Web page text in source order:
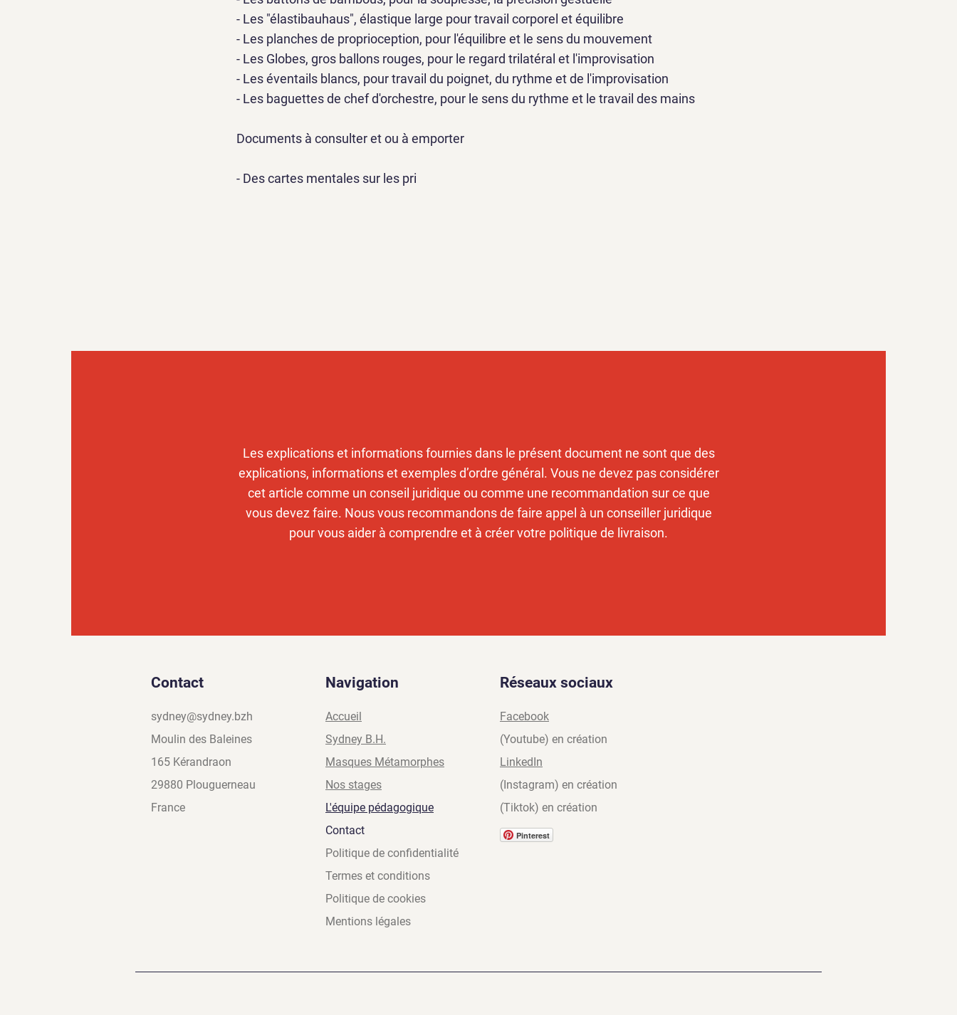
- Les "élastibauhaus", élastique large pour travail corporel et équilibre
- Les planches de proprioception, pour l'équilibre et le sens du mouvement
- Les Globes, gros ballons rouges, pour le regard trilatéral et l'improvisation
- Les éventails blancs, pour travail du poignet, du rythme et de l'improvisation
- Les baguettes de chef d'orchestre, pour le sens du rythme et le travail des mains
Documents à consulter et ou à emporter
- Des cartes mentales sur les pri
Les explications et informations fournies dans le présent document ne sont que des
explications, informations et exemples d’ordre général. Vous ne devez pas considérer
cet article comme un conseil juridique ou comme une recommandation sur ce que
vous devez faire. Nous vous recommandons de faire appel à un conseiller juridique
pour vous aider à comprendre et à créer votre politique de livraison.
Contact
sydney@sydney.bzh
Moulin des Baleines
165 Kérandraon
29880 Plouguerneau
France
Navigation
Accueil
Sydney B.H.
Masques Métamorphes
Nos stages
L'équipe pédagogique
Contact
Politique de confidentialité
Termes et conditions
Politique de cookies
Mentions légales
Réseaux sociaux
Facebook
(Youtube) en création
LinkedIn
(Instagram) en création
(Tiktok) en création
Pinterest